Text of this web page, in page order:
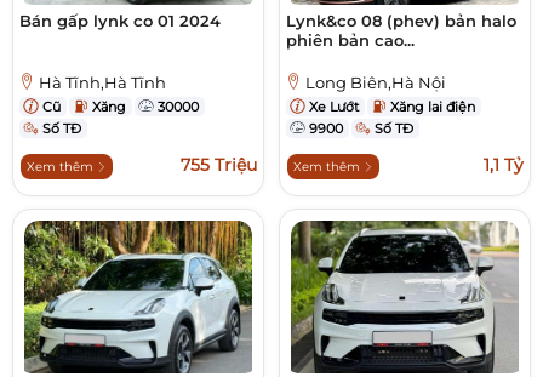
Bán gấp lynk co 01 2024
Hà Tĩnh,Hà Tĩnh
Cũ Xăng
30000
Số TĐ
Xem thêm 755 Triệu
Lynk&co 08 (phev) bản halo
phiên bản cao...
Long Biên,Hà Nội
Xe Lướt
Xăng lai điện
9900
Số TĐ
Xem thêm 1,1 Tỷ